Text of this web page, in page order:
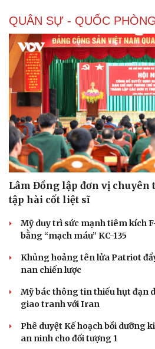
QUÂN SỰ - QUỐC PHÒNG
Lâm Đồng lập đơn vị
tập hài cốt liệt sĩ
Mỹ duy trì sức mạnh tiêm kích
bằng “mạch máu” KC-135
Khủng hoảng tên lửa Patriot
nan chiến lược
Mỹ bác thông tin thiếu hụt đạn
giao tranh với Iran
Phê duyệt Kế hoạch bồi dưỡng
an ninh cho đối tượng 1